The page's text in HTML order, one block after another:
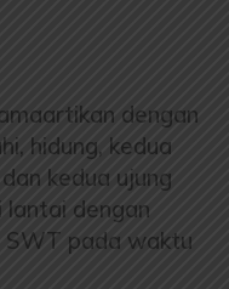
dengan
hidung, kedua
kedua ujung
lantai dengan
pada waktu